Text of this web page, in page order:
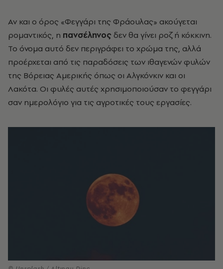
Αν και ο όρος «Φεγγάρι της Φράουλας» ακούγεται
ρομαντικός, η πανσέληνος δεν θα γίνει ροζ ή κόκκινη.
Το όνομα αυτό δεν περιγράφει το χρώμα της, αλλά
προέρχεται από τις παραδόσεις των ιθαγενών φυλών
της Βόρειας Αμερικής όπως οι Αλγκόνκιν και οι
Λακότα. Οι φυλές αυτές χρησιμοποιούσαν το φεγγάρι
σαν ημερολόγιο για τις αγροτικές τους εργασίες.